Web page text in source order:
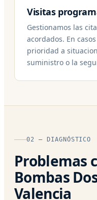
Visitas
Gestionamos las
acordados. En
prioridad a
suministro o la
02 — DIAGNÓSTICO
Problemas
Bombas
Valencia